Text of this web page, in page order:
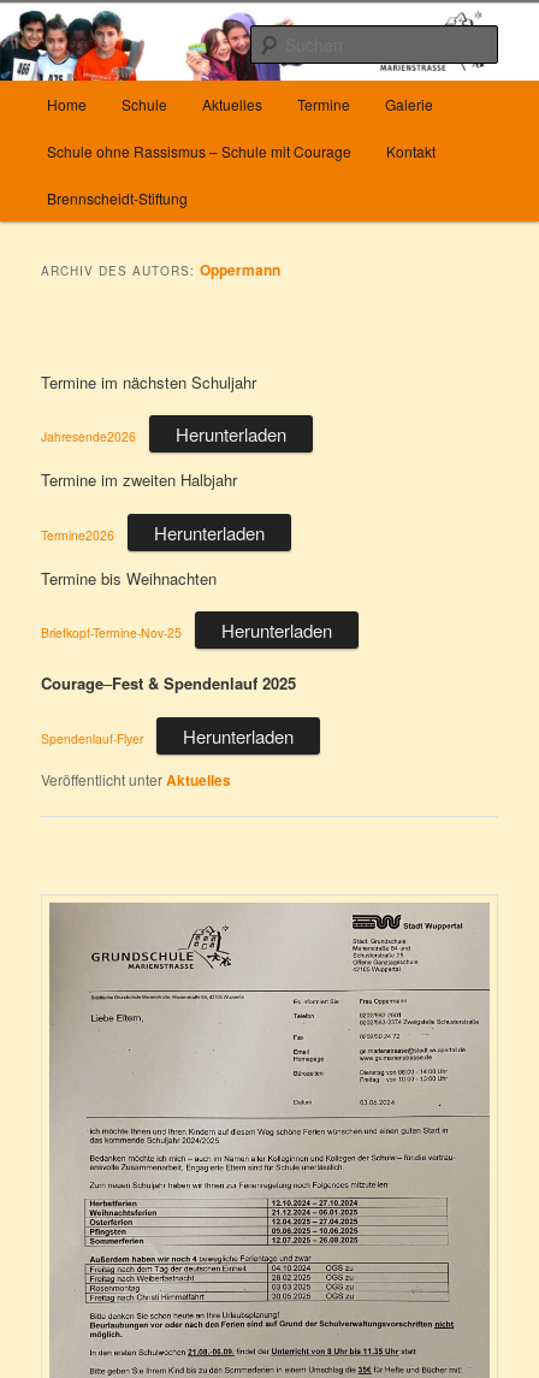
Zum
Inhalt
wechseln
Zum
sekundären
Inhalt
wechselnDie Grundschule Marienstrasse in
Wuppertal
Herzlich Willkommen auf unserer Homepage
Home Schule Aktuelles Termine Galerie
Schule ohne Rassismus – Schule mit Courage Kontakt
Brennscheidt-Stiftung
ARCHIV DES AUTORS:Oppermann
Termine im nächsten Schuljahr
Jahresende2026 Herunterladen
Termine im zweiten Halbjahr
Termine2026 Herunterladen
Termine bis Weihnachten
Briefkopf-Termine-Nov-25 Herunterladen
Courage–Fest & Spendenlauf 2025
Spendenlauf-Flyer Herunterladen
Veröffentlicht unterAktuelles